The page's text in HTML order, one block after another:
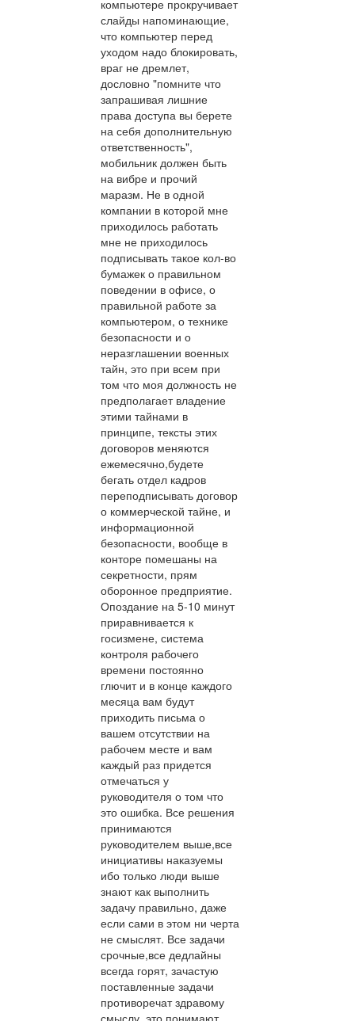
компьютере прокручивает
слайды напоминающие,
что компьютер перед
уходом надо блокировать,
враг не дремлет,
дословно "помните что
запрашивая лишние
права доступа вы берете
на себя дополнительную
ответственность",
мобильник должен быть
на вибре и прочий
маразм. Не в одной
компании в которой мне
приходилось работать
мне не приходилось
подписывать такое кол-во
бумажек о правильном
поведении в офисе, о
правильной работе за
компьютером, о технике
безопасности и о
неразглашении военных
тайн, это при всем при
том что моя должность не
предполагает владение
этими тайнами в
принципе, тексты этих
договоров меняются
ежемесячно,будете
бегать отдел кадров
переподписывать договор
о коммерческой тайне, и
информационной
безопасности, вообще в
конторе помешаны на
секретности, прям
оборонное предприятие.
Опоздание на 5-10 минут
приравнивается к
госизмене, система
контроля рабочего
времени постоянно
глючит и в конце каждого
месяца вам будут
приходить письма о
вашем отсутствии на
рабочем месте и вам
каждый раз придется
отмечаться у
руководителя о том что
это ошибка. Все решения
принимаются
руководителем выше,все
инициативы наказуемы
ибо только люди выше
знают как выполнить
задачу правильно, даже
если сами в этом ни черта
не смыслят. Все задачи
срочные,все дедлайны
всегда горят, зачастую
поставленные задачи
противоречат здравому
смыслу, это понимают